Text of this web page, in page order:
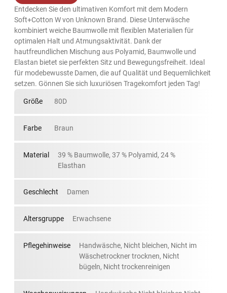
Entdecken Sie den ultimativen Komfort mit dem Modern
Soft+Cotton W von Unknown Brand. Diese Unterwäsche
kombiniert weiche Baumwolle mit flexiblen Materialien für
optimalen Halt und Atmungsaktivität. Dank der
hautfreundlichen Mischung aus Polyamid, Baumwolle und
Elastan bietet sie perfekten Sitz und Bewegungsfreiheit. Ideal
für modebewusste Damen, die auf Qualität und Bequemlichkeit
setzen. Gönnen Sie sich luxuriösen Tragekomfort jeden Tag!
Größe 80D
Farbe Braun
Material
39 % Baumwolle, 37 % Polyamid, 24 %
Elasthan
Geschlecht Damen
Altersgruppe Erwachsene
Pflegehinweise
Handwäsche, Nicht bleichen, Nicht im
Wäschetrockner trocknen, Nicht
bügeln, Nicht trockenreinigen